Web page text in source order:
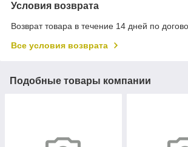
Условия возврата
Возврат товара в течение 14 дней по
Все условия возврата
Подобные товары компании